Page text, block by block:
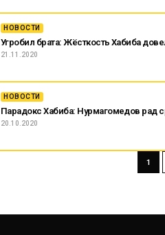
НОВОСТИ
Угробил брата: Жёсткость Хабиба
21.11.2020
НОВОСТИ
Парадокс Хабиба: Нурмагомедов рад
20.10.2020
1